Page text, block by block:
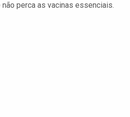
perca as vacinas essenciais.